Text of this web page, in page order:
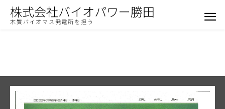
株式会社バイオパワー勝田
木質バイオマス発電所を担う